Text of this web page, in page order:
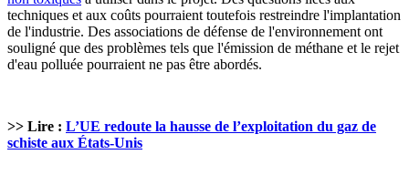
techniques et aux coûts pourraient toutefois restreindre l'implantation
de l'industrie. Des associations de défense de l'environnement ont
souligné que des problèmes tels que l'émission de méthane et le rejet
d'eau polluée pourraient ne pas être abordés.
>> Lire : L’UE redoute la hausse de l’exploitation du gaz de
schiste aux États-Unis